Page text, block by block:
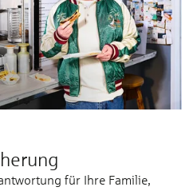
für Ih­re Fa­mi­lie,